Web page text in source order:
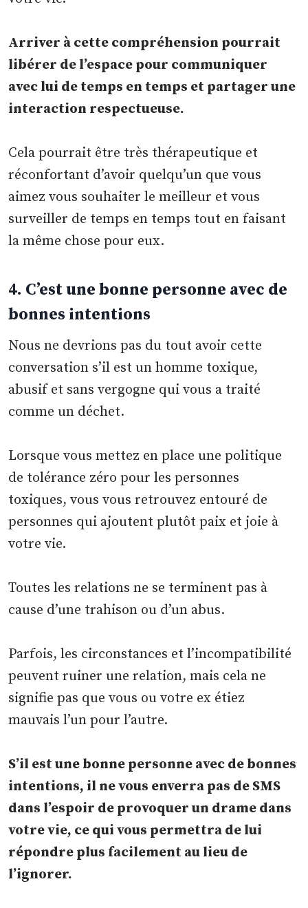
Arriver à cette compréhension pourrait
libérer de l’espace pour communiquer
avec lui de temps en temps et partager une
interaction respectueuse.
Cela pourrait être très thérapeutique et
réconfortant d’avoir quelqu’un que vous
aimez vous souhaiter le meilleur et vous
surveiller de temps en temps tout en faisant
la même chose pour eux.
4. C’est une bonne personne avec de
bonnes intentions
Nous ne devrions pas du tout avoir cette
conversation s’il est un homme toxique,
abusif et sans vergogne qui vous a traité
comme un déchet.
Lorsque vous mettez en place une politique
de tolérance zéro pour les personnes
toxiques, vous vous retrouvez entouré de
personnes qui ajoutent plutôt paix et joie à
votre vie.
Toutes les relations ne se terminent pas à
cause d’une trahison ou d’un abus.
Parfois, les circonstances et l’incompatibilité
peuvent ruiner une relation, mais cela ne
signifie pas que vous ou votre ex étiez
mauvais l’un pour l’autre.
S’il est une bonne personne avec de bonnes
intentions, il ne vous enverra pas de SMS
dans l’espoir de provoquer un drame dans
votre vie, ce qui vous permettra de lui
répondre plus facilement au lieu de
l’ignorer.